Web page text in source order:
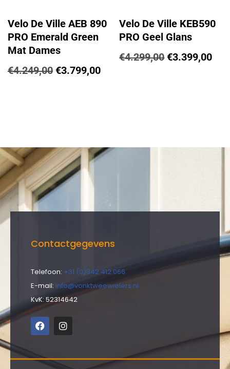
Velo De Ville AEB 890
PRO Emerald Green
Mat Dames
€4.249,00 €3.799,00
Velo De Ville KEB590
PRO Geel Glans
€4.299,00 €3.399,00
Contactgegevens
Telefoon: +31 (0)342 412 066
E-mail: info@vonktweewielers.nl
KvK: 52314642